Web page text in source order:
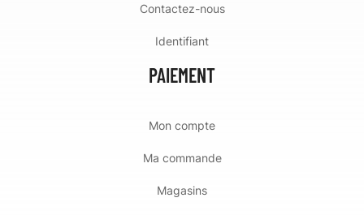
Contactez-nous
Identifiant
PAIEMENT
Mon compte
Ma commande
Magasins